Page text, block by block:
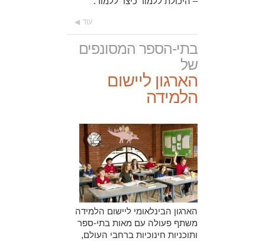
עוד
בתי-הספר המסונפים
של
הארגון ליישום
הלמידה
הארגון הבינלאומי ליישום הלמידה
משתף פעולה עם מאות בתי-ספר
ותוכניות חינוכיות ברחבי העולם,